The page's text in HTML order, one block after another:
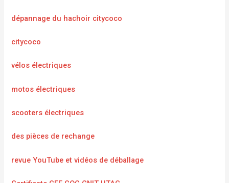
dépannage du hachoir citycoco
citycoco
vélos électriques
motos électriques
scooters électriques
des pièces de rechange
revue YouTube et vidéos de déballage